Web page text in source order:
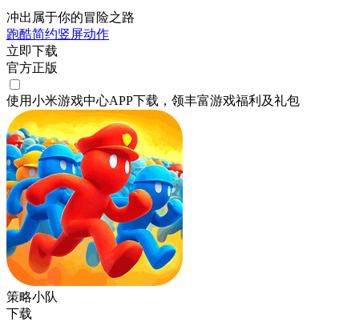
冲出属于你的冒险之路
跑酷简约竖屏动作
立即下载
官方正版
使用小米游戏中心APP下载 ，领丰富游戏福利 及礼包
策略小队
下载